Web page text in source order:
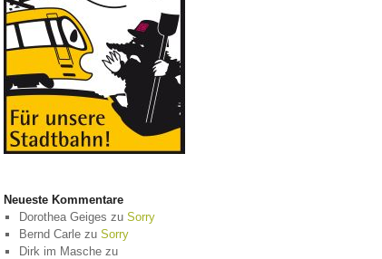
Neueste Kommentare
Dorothea Geiges zu Sorry
Bernd Carlezu Sorry
Dirk im Maschezu